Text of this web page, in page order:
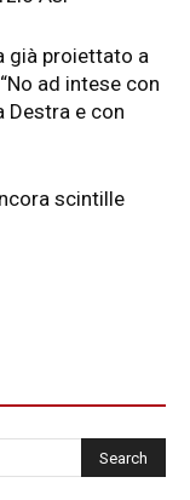
già proiettato a
ad intese con
Destra e con
scintille